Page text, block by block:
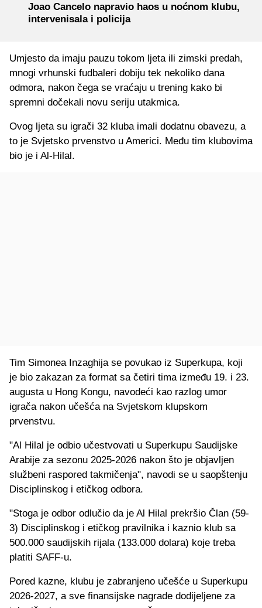
Joao Cancelo napravio haos u noćnom klubu,
intervenisala i policija
Umjesto da imaju pauzu tokom ljeta ili zimski predah,
mnogi vrhunski fudbaleri dobiju tek nekoliko dana
odmora, nakon čega se vraćaju u trening kako bi
spremni dočekali novu seriju utakmica.
Ovog ljeta su igrači 32 kluba imali dodatnu obavezu, a
to je Svjetsko prvenstvo u Americi. Među tim klubovima
bio je i Al-Hilal.
Tim Simonea Inzaghija se povukao iz Superkupa, koji
je bio zakazan za format sa četiri tima između 19. i 23.
augusta u Hong Kongu, navodeći kao razlog umor
igrača nakon učešća na Svjetskom klupskom
prvenstvu.
"Al Hilal je odbio učestvovati u Superkupu Saudijske
Arabije za sezonu 2025-2026 nakon što je objavljen
službeni raspored takmičenja", navodi se u saopštenju
Disciplinskog i etičkog odbora.
"Stoga je odbor odlučio da je Al Hilal prekršio Član (59-
3) Disciplinskog i etičkog pravilnika i kaznio klub sa
500.000 saudijskih rijala (133.000 dolara) koje treba
platiti SAFF-u.
Pored kazne, klubu je zabranjeno učešće u Superkupu
2026-2027, a sve finansijske nagrade dodijeljene za